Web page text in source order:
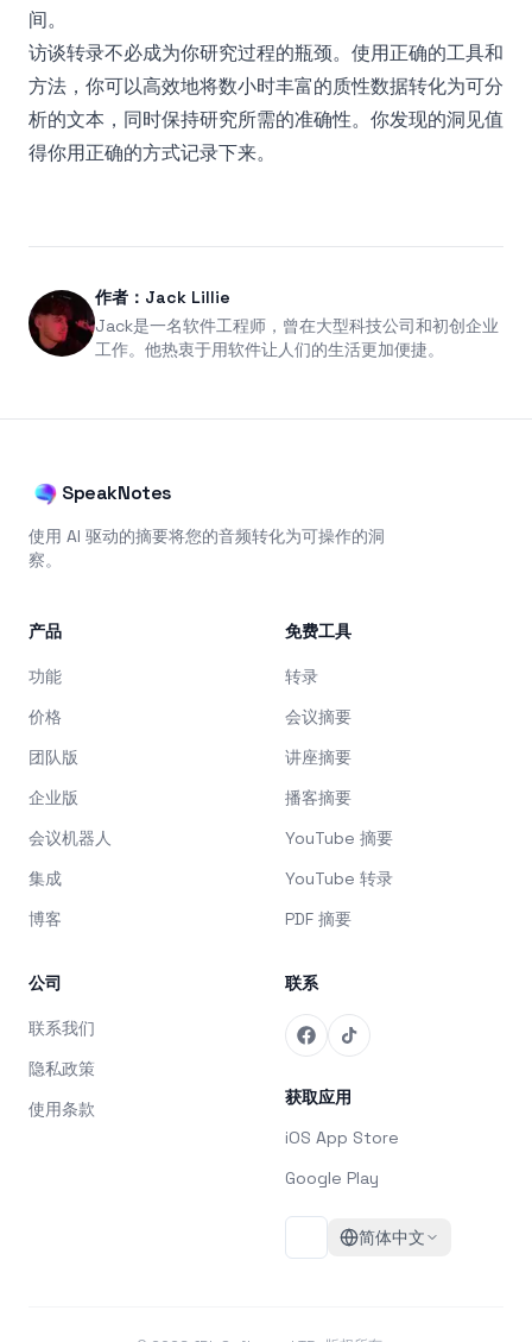
间。
访谈转录不必成为你研究过程的瓶颈。使用正确的工具和
方法，你可以高效地将数小时丰富的质性数据转化为可分
析的文本，同时保持研究所需的准确性。你发现的洞见值
得你用正确的方式记录下来。
作者：Jack Lillie
Jack是一名软件工程师，曾在大型科技公司和初创企业
工作。他热衷于用软件让人们的生活更加便捷。
SpeakNotes
使用 AI 驱动的摘要将您的音频转化为可操作的洞
察。
产品
功能
价格
团队版
企业版
会议机器人
集成
博客
免费工具
转录
会议摘要
讲座摘要
播客摘要
YouTube 摘要
YouTube 转录
PDF 摘要
公司
联系我们
隐私政策
使用条款
联系
获取应用
iOS App Store
Google Play
简体中文